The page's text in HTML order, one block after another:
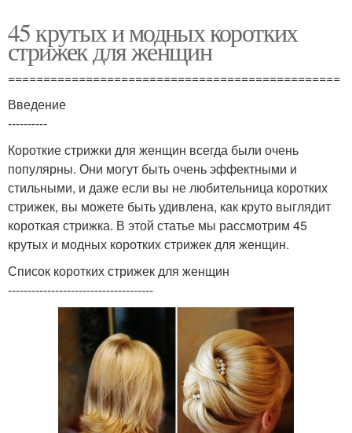
45 крутых и модных коротких
стрижек для женщин
===============================================
Введение
----------
Короткие стрижки для женщин всегда были очень
популярны. Они могут быть очень эффектными и
стильными, и даже если вы не любительница коротких
стрижек, вы можете быть удивлена, как круто выглядит
короткая стрижка. В этой статье мы рассмотрим 45
крутых и модных коротких стрижек для женщин.
Список коротких стрижек для женщин
-------------------------------------